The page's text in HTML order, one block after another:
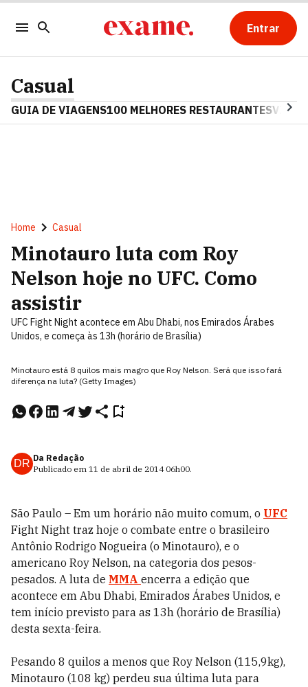
Entrar
Casual
GUIA DE VIAGENS100 MELHORES RESTAURANTES
Home Casual
Minotauro luta com Roy
Nelson hoje no UFC. Como
assistir
UFC Fight Night acontece em Abu Dhabi, nos Emirados Árabes
Unidos, e começa às 13h (horário de Brasília)
Minotauro está 8 quilos mais magro que Roy Nelson. Será que isso fará
diferença na luta? (Getty Images)
DR Da Redação
Publicado em 11 de abril de 2014 06h00.
São Paulo – Em um horário não muito comum, o UFC
Fight Night traz hoje o combate entre o brasileiro
Antônio Rodrigo Nogueira (o Minotauro), e o
americano Roy Nelson, na categoria dos pesos-
pesados. A luta de MMA encerra a edição que
acontece em Abu Dhabi, Emirados Árabes Unidos, e
tem início previsto para as 13h (horário de Brasília)
desta sexta-feira.
Pesando 8 quilos a menos que Roy Nelson (115,9kg),
Minotauro (108 kg) perdeu sua última luta para